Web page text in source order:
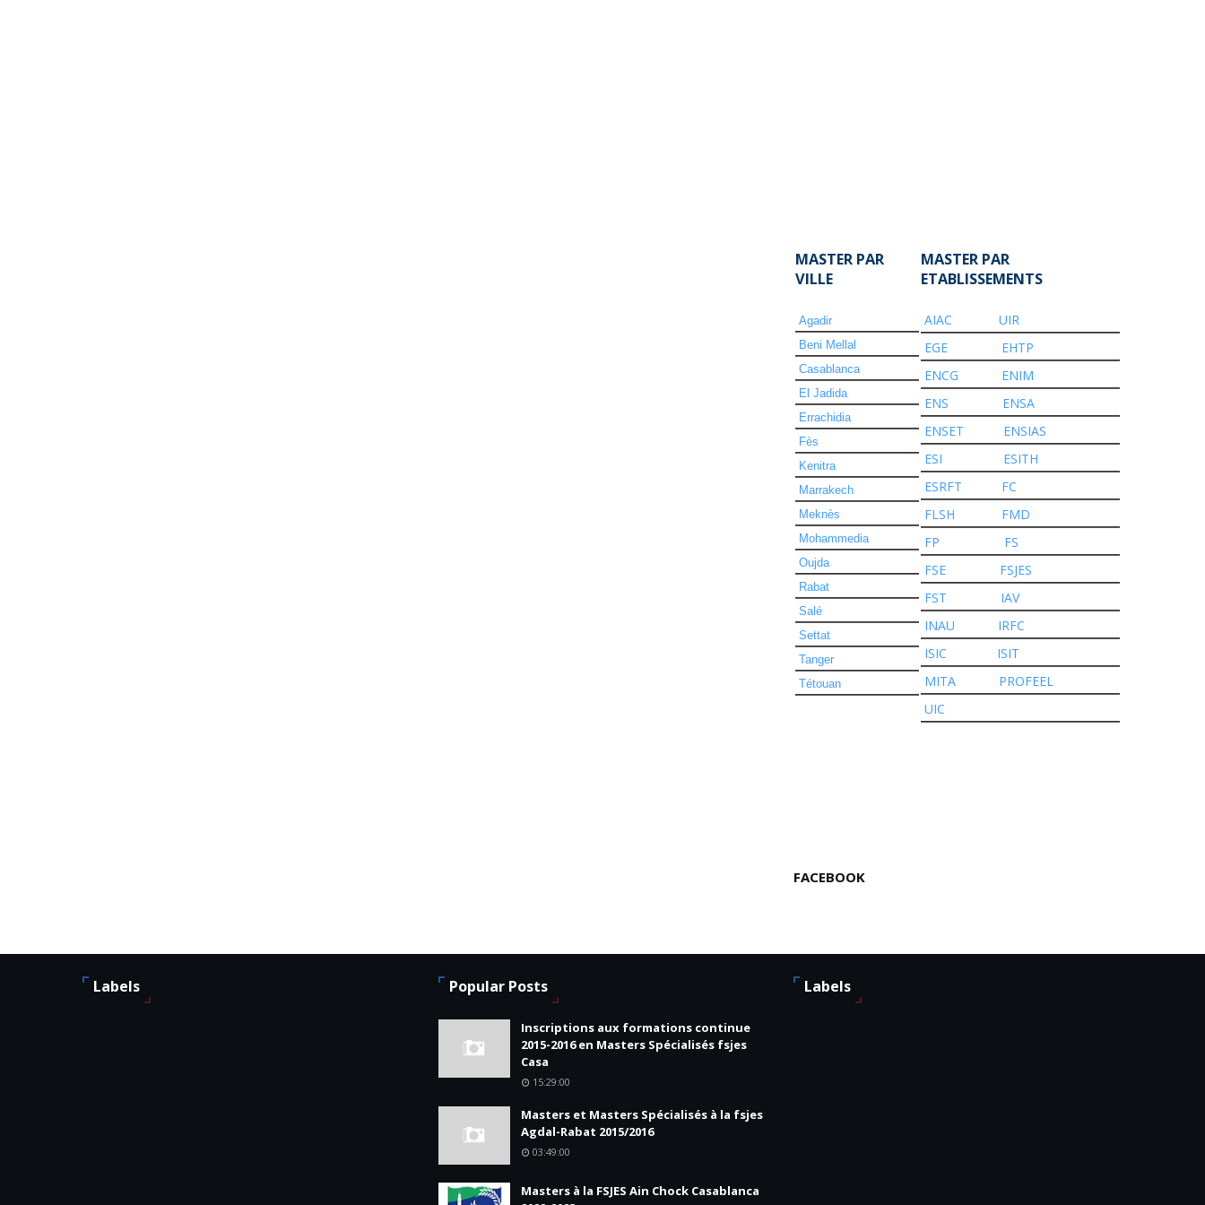
MASTER PAR
VILLE
MASTER PAR
ETABLISSEMENTS
Agadir
Beni Mellal
Casablanca
El Jadida
Errachidia
Fès
Kenitra
Marrakech
Meknès
Mohammedia
Oujda
Rabat
Salé
Settat
Tanger
Tétouan
AIAC
UIR
EGE
EHTP
ENCG
ENIM
ENS
ENSA
ENSET
ENSIAS
ESI
ESITH
ESRFT
FC
FLSH
FMD
FP
FS
FSE
FSJES
FST
IAV
INAU
IRFC
ISIC
ISIT
MITA
PROFEEL
UIC
FACEBOOK
Labels Popular Posts
Inscriptions aux formations continue
2015-2016 en Masters Spécialisés fsjes
Casa
15:29:00
Masters et Masters Spécialisés à la fsjes
Agdal-Rabat 2015/2016
03:49:00
Masters à la FSJES Ain Chock Casablanca
Labels